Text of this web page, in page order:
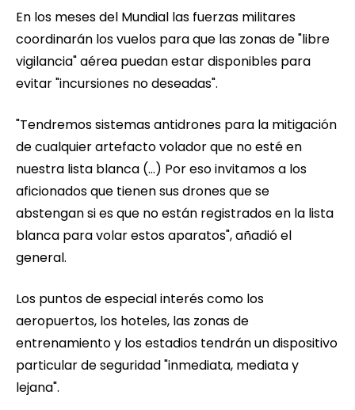
En los meses del Mundial las fuerzas militares
coordinarán los vuelos para que las zonas de "libre
vigilancia" aérea puedan estar disponibles para
evitar "incursiones no deseadas".
"Tendremos sistemas antidrones para la mitigación
de cualquier artefacto volador que no esté en
nuestra lista blanca (...) Por eso invitamos a los
aficionados que tienen sus drones que se
abstengan si es que no están registrados en la lista
blanca para volar estos aparatos", añadió el
general.
Los puntos de especial interés como los
aeropuertos, los hoteles, las zonas de
entrenamiento y los estadios tendrán un dispositivo
particular de seguridad "inmediata, mediata y
lejana".